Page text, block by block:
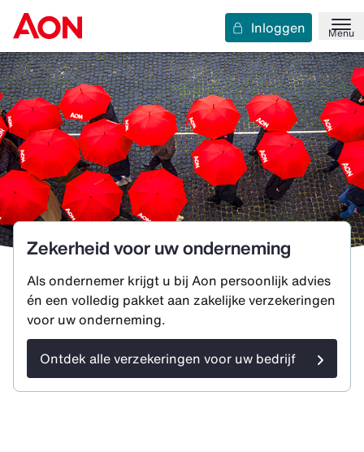
Menu
Inloggen
Zekerheid voor uw onderneming
Als ondernemer krijgt u bij Aon persoonlijk advies
én een volledig pakket aan zakelijke verzekeringen
voor uw onderneming.
Ontdek alle verzekeringen voor uw bedrijf